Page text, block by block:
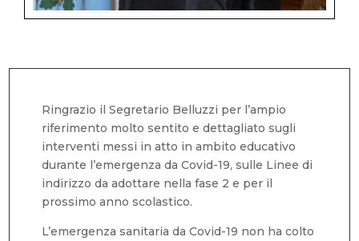
Ringrazio il Segretario Belluzzi per l’ampio
riferimento molto sentito e dettagliato sugli
interventi messi in atto in ambito educativo
durante l’emergenza da Covid-19, sulle Linee di
indirizzo da adottare nella fase 2 e per il
prossimo anno scolastico.
L’emergenza sanitaria da Covid-19 non ha colto